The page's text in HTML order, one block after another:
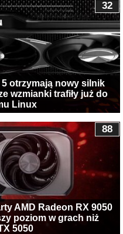
otrzymają nowy silnik
wzmianki trafiły już do
Linux
32
AMD Radeon RX 9050
poziom w grach niż
5050
88